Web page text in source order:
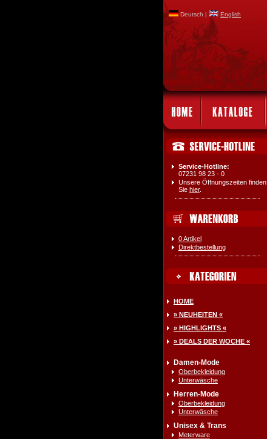
Deutsch | English
Service-Hotline:
07231 98 23 - 0
Unsere Öffnungszeiten finden
Sie hier.
0 Artikel
Direktbestellung
HOME
» NEUHEITEN «
» HIGHLIGHTS «
» DEALS DER WOCHE «
Damen-Mode
Oberbekleidung
Unterwäsche
Herren-Mode
Oberbekleidung
Unterwäsche
Unisex & Trans
Meterware